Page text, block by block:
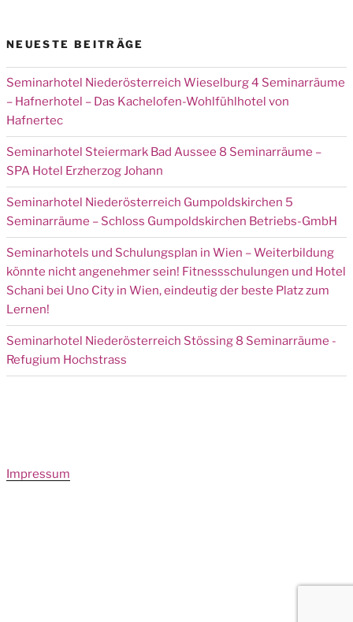
NEUESTE BEITRÄGE
Seminarhotel Niederösterreich Wieselburg 4 Seminarräume
– Hafnerhotel – Das Kachelofen-Wohlfühlhotel von
Hafnertec
Seminarhotel Steiermark Bad Aussee 8 Seminarräume –
SPA Hotel Erzherzog Johann
Seminarhotel Niederösterreich Gumpoldskirchen 5
Seminarräume – Schloss Gumpoldskirchen Betriebs-GmbH
Seminarhotels und Schulungsplan in Wien – Weiterbildung
könnte nicht angenehmer sein! Fitnessschulungen und Hotel
Schani bei Uno City in Wien, eindeutig der beste Platz zum
Lernen!
Seminarhotel Niederösterreich Stössing 8 Seminarräume -
Refugium Hochstrass
Impressum